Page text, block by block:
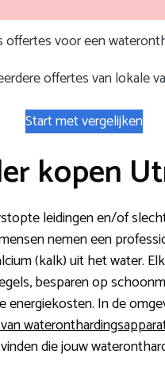
offertes voor een
offertes van lokale
Start met vergelijken
kopen
leidingen en/of
nemen een
(kalk) uit het water.
besparen op
energiekosten. In de
die jouw